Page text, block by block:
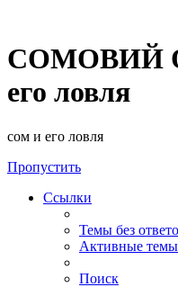
СОМОВИЙ
его ловля
сом и его ловля
Пропустить
Ссылки
Темы без
Активные темы
Поиск